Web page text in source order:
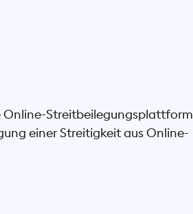
Online-Streitbeilegungsplattform
einer Streitigkeit aus Online-